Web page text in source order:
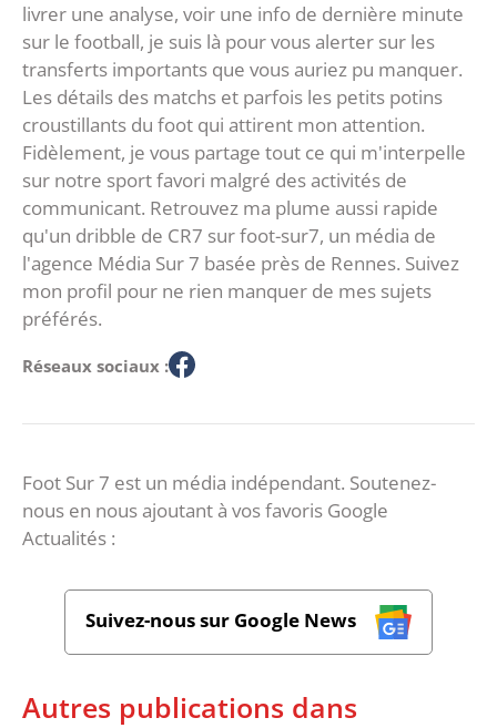
livrer une analyse, voir une info de dernière minute
sur le football, je suis là pour vous alerter sur les
transferts importants que vous auriez pu manquer.
Les détails des matchs et parfois les petits potins
croustillants du foot qui attirent mon attention.
Fidèlement, je vous partage tout ce qui m'interpelle
sur notre sport favori malgré des activités de
communicant. Retrouvez ma plume aussi rapide
qu'un dribble de CR7 sur foot-sur7, un média de
l'agence Média Sur 7 basée près de Rennes. Suivez
mon profil pour ne rien manquer de mes sujets
préférés.
Réseaux sociaux :
Foot Sur 7 est un média indépendant. Soutenez-
nous en nous ajoutant à vos favoris Google
Actualités :
Suivez-nous sur Google News
Autres publications dans